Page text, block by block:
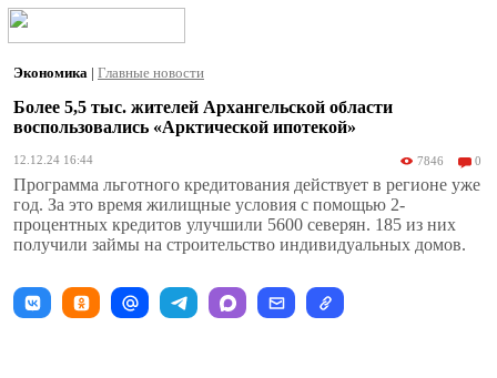
Экономика | Главные новости
Более 5,5 тыс. жителей Архангельской области
воспользовались «Арктической ипотекой»
12.12.24 16:44 7846 0
Программа льготного кредитования действует в регионе уже
год. За это время жилищные условия с помощью 2-
процентных кредитов улучшили 5600 северян. 185 из них
получили займы на строительство индивидуальных домов.